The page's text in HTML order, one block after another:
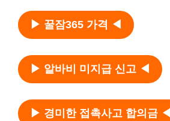
▶ 꿀잠365 가격 ◀
▶ 알바비 미지급 신고 ◀
▶ 경미한 접촉사고 합의금 ◀